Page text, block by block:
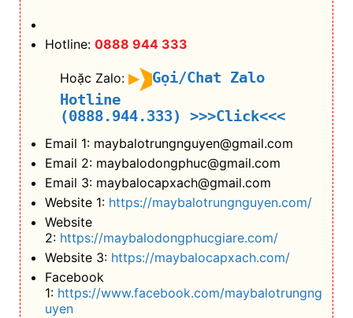
Hotline: 0888 944 333
Hoặc Zalo:
Gọi/Chat Zalo
Hotline
(0888.944.333)
>>>Click<<<
Email 1: maybalotrungnguyen@gmail.com
Email 2: maybalodongphuc@gmail.com
Email 3: maybalocapxach@gmail.com
Website 1: https://maybalotrungnguyen.com/
Website
2: https://maybalodongphucgiare.com/
Website 3: https://maybalocapxach.com/
Facebook
1: https://www.facebook.com/maybalotrungng
uyen